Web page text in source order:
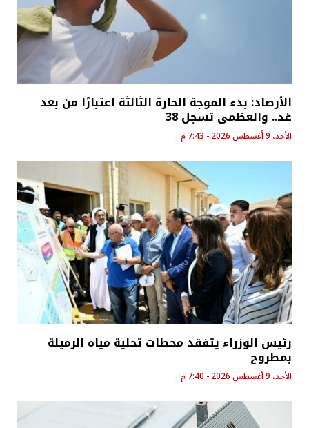
الأرصاد: بدء الموجة الحارة الثالثة اعتبارًا من بعد
غد.. والعظمى تسجل 38
الأحد، 9 أغسطس 2026 - 7:43 م
رئيس الوزراء يتفقد محطات تحلية مياه الرميلة
بمطروح
الأحد، 9 أغسطس 2026 - 7:40 م